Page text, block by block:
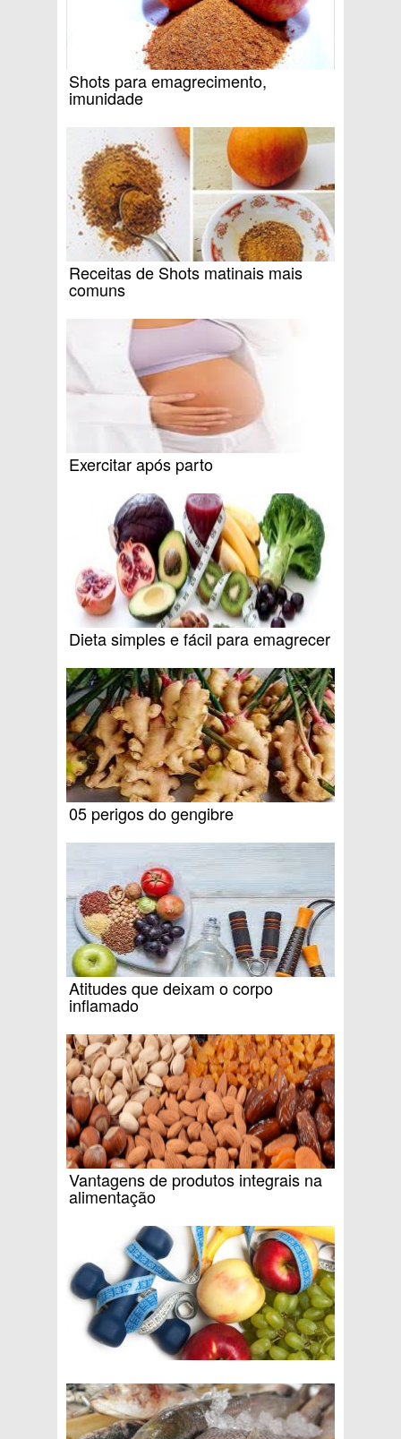
Shots para emagrecimento,
imunidade
Receitas de Shots matinais mais
comuns
Exercitar após parto
Dieta simples e fácil para emagrecer
05 perigos do gengibre
Atitudes que deixam o corpo
inflamado
Vantagens de produtos integrais na
alimentação